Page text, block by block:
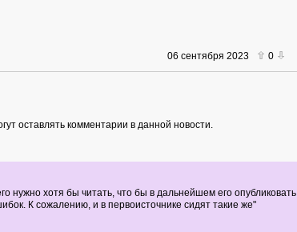
06 сентября 2023 0
оставлять комментарии в данной новости.
нужно хотя бы читать, что бы в дальнейшем его опубликовать
К сожалению, и в первоисточнике сидят такие же"